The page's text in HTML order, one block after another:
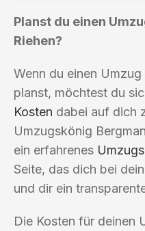
Planst du einen
Riehen?
Wenn du einen
planst, möchtest du
Kosten dabei auf dich
Umzugskönig
ein erfahrenes
Seite, das dich bei
und dir ein
Die Kosten für deinen